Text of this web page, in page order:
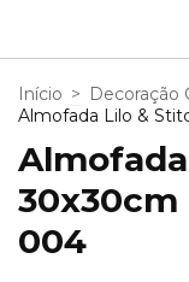
Início > Decoração
Almofada Lilo &
004